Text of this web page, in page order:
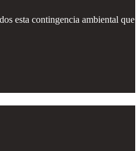
esta contingencia ambiental que